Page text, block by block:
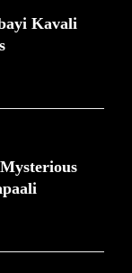
Kavali